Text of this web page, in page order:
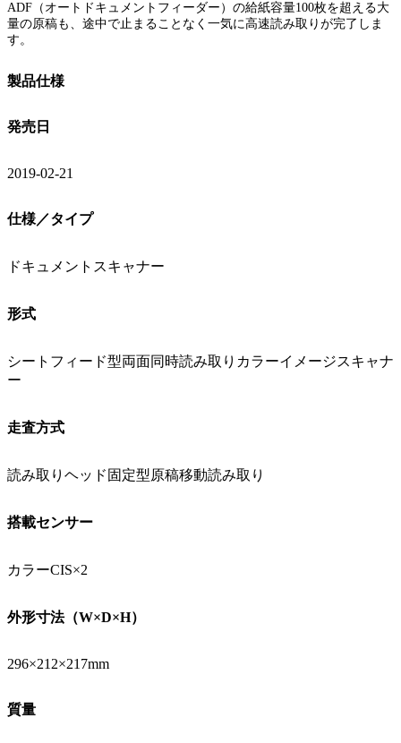
ADF（オートドキュメントフィーダー）の給紙容量100枚を超える大
量の原稿も、途中で止まることなく一気に高速読み取りが完了しま
す。
製品仕様
発売日
2019-02-21
仕様／タイプ
ドキュメントスキャナー
形式
シートフィード型両面同時読み取りカラーイメージスキャナ
ー
走査方式
読み取りヘッド固定型原稿移動読み取り
搭載センサー
カラーCIS×2
外形寸法（W×D×H）
296×212×217mm
質量